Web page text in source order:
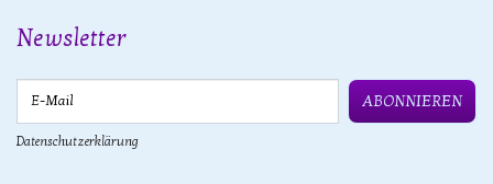
Newsletter
ABONNIEREN
Datenschutzerklärung